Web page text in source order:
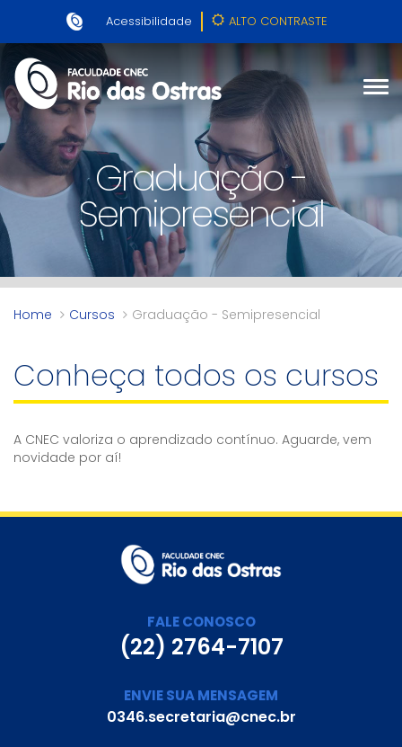
Acessibilidade ALTO CONTRASTE
Graduação -
Semipresencial
Home Cursos Graduação - Semipresencial
Conheça todos os cursos
A CNEC valoriza o aprendizado contínuo. Aguarde, vem
novidade por aí!
FALE CONOSCO
(22) 2764-7107
ENVIE SUA MENSAGEM
0346.secretaria@cnec.br